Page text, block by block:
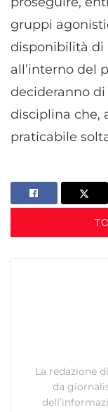
gruppi
disponibilità di
all’interno del
decideranno
disciplina che,
praticabile
La redazione
da